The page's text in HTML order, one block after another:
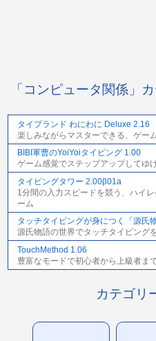
「コンピュータ関係」
タイプランド わにわに Deluxe 2.16
楽しみながらマスターできる、ゲー
BIBI軍曹のYoiYoiタイピング 1.00
ゲーム感覚でステップアップしてゆ
タイピングタワー 2.00β01a
1分間の入力スピードを競う、ハイ
ーム
タッチタイピングが身につく「源氏
源氏物語の世界でタッチタイピング
TouchMethod 1.06
豊富なモードで初心者から上級者ま
カテゴリ